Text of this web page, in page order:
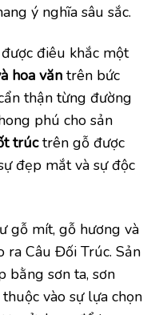
ý nghĩa sâu sắc.
điêu khắc một
hoa văn trên bức
thận từng đường
phú cho sản
trúctrên gỗ được
đẹp mắt và sự độc
gỗ mít, gỗ hương và
ra Câu Đối Trúc. Sản
bằng sơn ta, sơn
vào sự lựa chọn